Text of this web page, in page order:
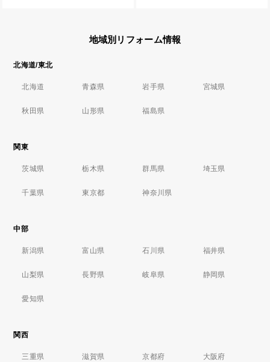
地域別リフォーム情報
北海道/東北
北海道 青森県 岩手県 宮城県
秋田県 山形県 福島県
関東
茨城県 栃木県 群馬県 埼玉県
千葉県 東京都 神奈川県
中部
新潟県 富山県 石川県 福井県
山梨県 長野県 岐阜県 静岡県
愛知県
関西
三重県 滋賀県 京都府 大阪府